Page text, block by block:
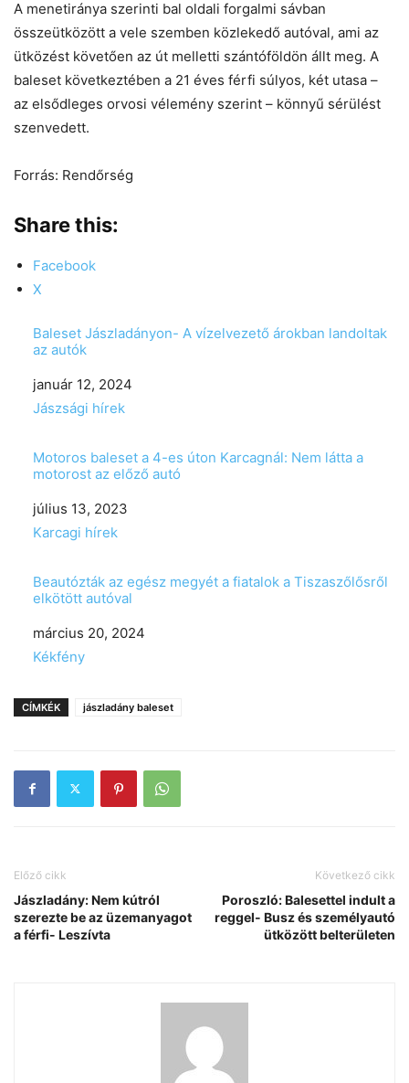
A menetiránya szerinti bal oldali forgalmi sávban
összeütközött a vele szemben közlekedő autóval, ami az
ütközést követően az út melletti szántóföldön állt meg. A
baleset következtében a 21 éves férfi súlyos, két utasa –
az elsődleges orvosi vélemény szerint – könnyű sérülést
szenvedett.
Forrás: Rendőrség
Share this:
Facebook
X
Baleset Jászladányon- A vízelvezető árokban landoltak
az autók
Date
január 12, 2024
In relation to
Jászsági hírek
Motoros baleset a 4-es úton Karcagnál: Nem látta a
motorost az előző autó
Date
július 13, 2023
In relation to
Karcagi hírek
Beautózták az egész megyét a fiatalok a Tiszaszőlősről
elkötött autóval
Date
március 20, 2024
In relation to
Kékfény
CÍMKÉK jászladány baleset
Előző cikk
Jászladány: Nem kútról
szerezte be az üzemanyagot
a férfi- Leszívta
Következő cikk
Poroszló: Balesettel indult a
reggel- Busz és személyautó
ütközött belterületen